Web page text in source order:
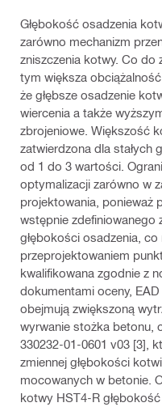
Głębokość osadzenia
zarówno mechanizm
zniszczenia kotwy. Co do
tym większa
że głębsze osadzenie
wiercenia a także
zbrojeniowe. Większość
zatwierdzona dla stałych
od 1 do 3 wartości.
optymalizacji zarówno w
projektowania, ponieważ
wstępnie zdefiniowanego
głębokości osadzenia,
przeprojektowaniem
kwalifikowana zgodnie z
dokumentami oceny,
obejmują zwiększoną
wyrwanie stożka betonu,
330232-01-0601 v03 [3],
zmiennej głębokości
mocowanych w betonie.
kotwy HST4-R